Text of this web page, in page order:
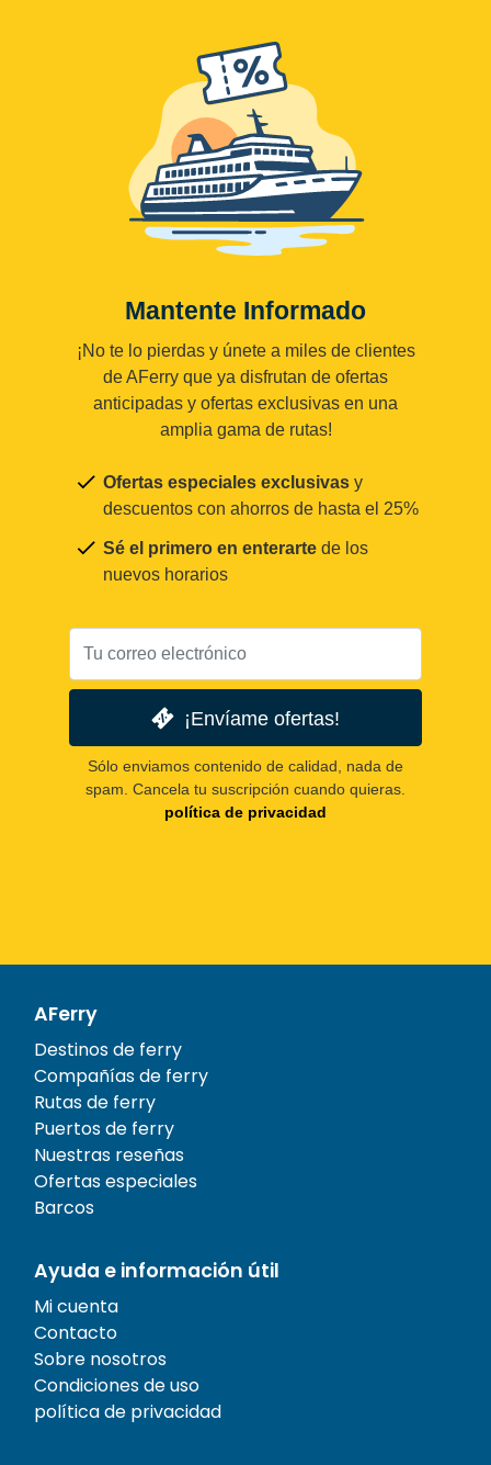
Mantente Informado
¡No te lo pierdas y únete a miles de clientes
de AFerry que ya disfrutan de ofertas
anticipadas y ofertas exclusivas en una
amplia gama de rutas!
Ofertas especiales exclusivas y
descuentos con ahorros de hasta el 25%
Sé el primero en enterarte de los
nuevos horarios
¡Envíame ofertas!
Sólo enviamos contenido de calidad, nada de
spam. Cancela tu suscripción cuando quieras.
política de privacidad
AFerry
Destinos de ferry
Compañías de ferry
Rutas de ferry
Puertos de ferry
Nuestras reseñas
Ofertas especiales
Barcos
Ayuda e información útil
Mi cuenta
Contacto
Sobre nosotros
Condiciones de uso
política de privacidad